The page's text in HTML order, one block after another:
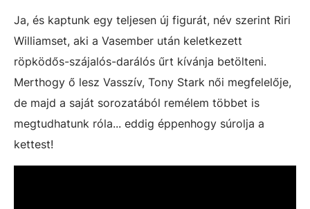
Ja, és kaptunk egy teljesen új figurát, név szerint Riri
Williamset, aki a Vasember után keletkezett
röpködős-szájalós-darálós űrt kívánja betölteni.
Merthogy ő lesz Vasszív, Tony Stark női megfelelője,
de majd a saját sorozatából remélem többet is
megtudhatunk róla... eddig éppenhogy súrolja a
kettest!